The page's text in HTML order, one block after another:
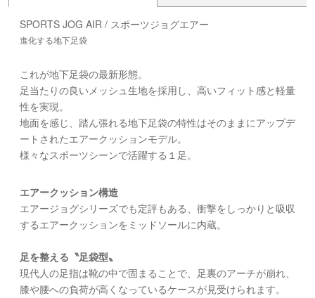
SPORTS JOG AIR / スポーツジョグエアー
進化する地下足袋
これが地下足袋の最新形態。
足当たりの良いメッシュ生地を採用し、高いフィット感と軽量
性を実現。
地面を感じ、踏ん張れる地下足袋の特性はそのままにアップデ
ートされたエアークッションモデル。
様々なスポーツシーンで活躍する１足。
エアークッション構造
エアージョグシリーズでも定評もある、衝撃をしっかりと吸収
するエアークッションをミッドソールに内蔵。
足を整える〝足袋型〟
現代人の足指は靴の中で固まることで、足裏のアーチが崩れ、
膝や腰への負荷が高くなっているケースが見受けられます。